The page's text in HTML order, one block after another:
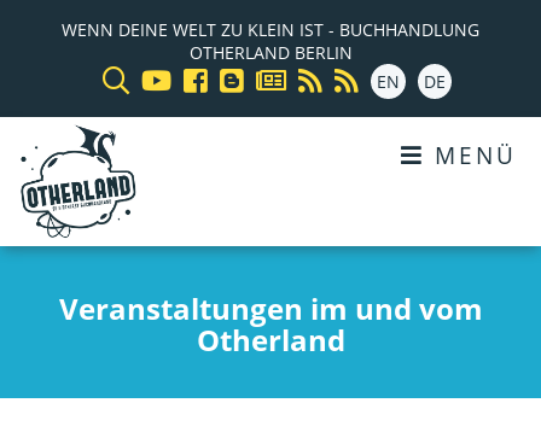
WENN DEINE WELT ZU KLEIN IST - BUCHHANDLUNG
OTHERLAND BERLIN
EN
DE
MENÜ
Veranstaltungen im und vom
Otherland